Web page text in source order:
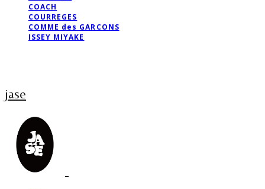
COACH
COURREGES
COMME des GARCONS
ISSEY MIYAKE
jase